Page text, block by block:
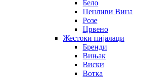
Бело
Пенливи Вина
Розе
Црвено
Жестоки пијалаци
Бренди
Вињак
Виски
Вотка